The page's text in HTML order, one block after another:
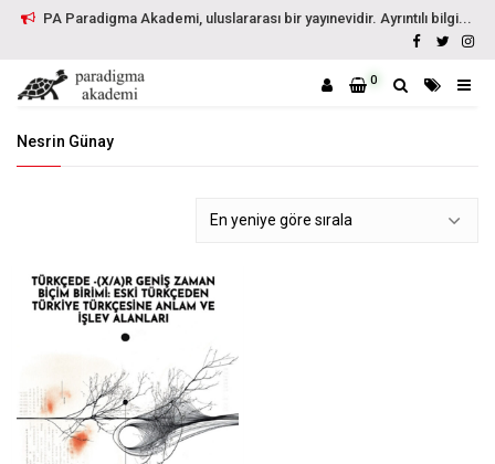
PA Paradigma Akademi, uluslararası bir yayınevidir. Ayrıntılı bilgi...
0
Nesrin Günay